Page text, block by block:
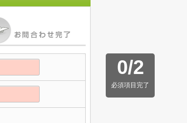
0/2
必須項目完了